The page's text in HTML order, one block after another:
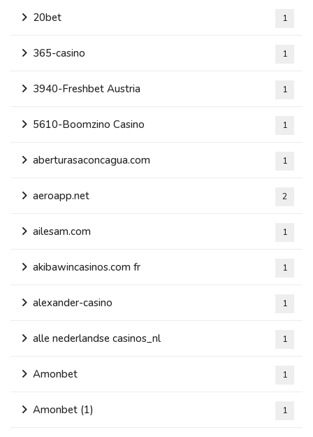
20bet 1
365-casino 1
3940-Freshbet Austria 1
5610-Boomzino Casino 1
aberturasaconcagua.com 1
aeroapp.net 2
ailesam.com 1
akibawincasinos.com fr 1
alexander-casino 1
alle nederlandse casinos_nl 1
Amonbet 1
Amonbet (1) 1